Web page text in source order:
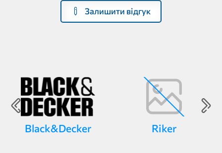
Залишити відгук
Black&Decker Riker